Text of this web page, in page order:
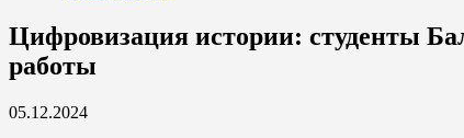
Цифровизация истории: студенты
работы
05.12.2024